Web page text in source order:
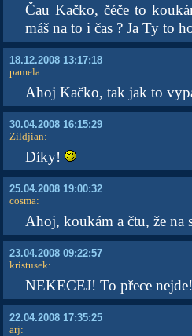
Čau Kačko, čéče to
máš na to i čas ? Ja Ty to
18.12.2008 13:17:18
pamela:
Ahoj Kačko, tak jak to
30.04.2008 16:15:29
Zildjian:
Díky!
25.04.2008 19:00:32
cosma:
Ahoj, koukám a čtu, že na
23.04.2008 09:22:57
kristusek:
NEKECEJ! To přece
22.04.2008 17:35:25
arj: